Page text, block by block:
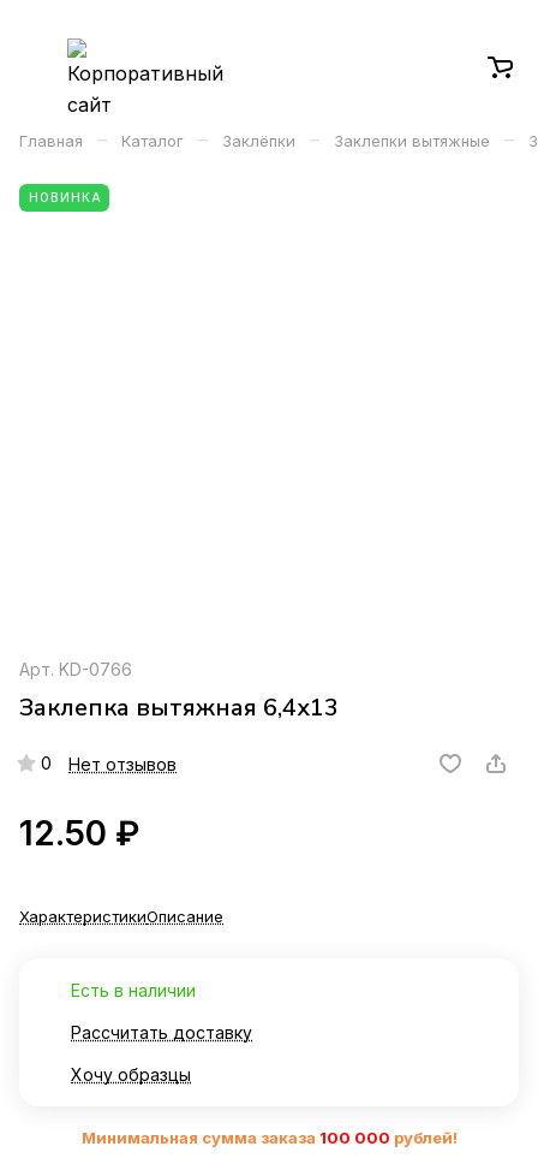
Главная – Каталог – Заклёпки – Заклепки вытяжные –
НОВИНКА
Арт. KD-0766
Заклепка вытяжная 6,4х13
0 Нет отзывов
12.50 ₽
ХарактеристикиОписание
Есть в наличии
Рассчитать доставку
Хочу образцы
Минимальная сумма заказа 100 000 рублей!